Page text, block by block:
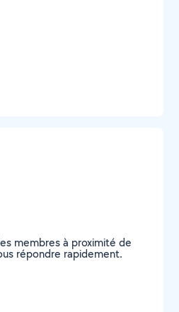
membres à proximité de
répondre rapidement.